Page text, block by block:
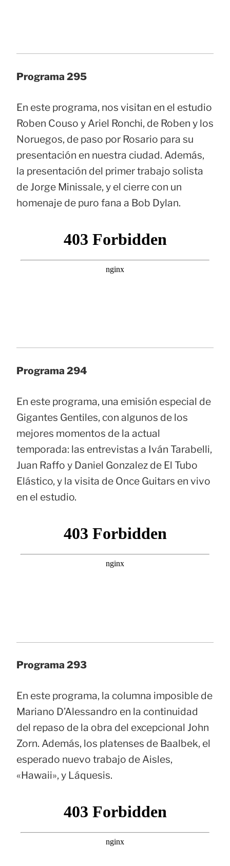
Programa 295
En este programa, nos visitan en el estudio
Roben Couso y Ariel Ronchi, de Roben y los
Noruegos, de paso por Rosario para su
presentación en nuestra ciudad. Además,
la presentación del primer trabajo solista
de Jorge Minissale, y el cierre con un
homenaje de puro fana a Bob Dylan.
Programa 294
En este programa, una emisión especial de
Gigantes Gentiles, con algunos de los
mejores momentos de la actual
temporada: las entrevistas a Iván Tarabelli,
Juan Raffo y Daniel Gonzalez de El Tubo
Elástico, y la visita de Once Guitars en vivo
en el estudio.
Programa 293
En este programa, la columna imposible de
Mariano D’Alessandro en la continuidad
del repaso de la obra del excepcional John
Zorn. Además, los platenses de Baalbek, el
esperado nuevo trabajo de Aisles,
«Hawaii», y Láquesis.